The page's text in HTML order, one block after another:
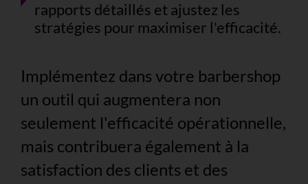
rapports détaillés et ajustez les
stratégies pour maximiser l'efficacité.
Implémentez dans votre barbershop
un outil qui augmentera non
seulement l'efficacité opérationnelle,
mais contribuera également à la
satisfaction des clients et des